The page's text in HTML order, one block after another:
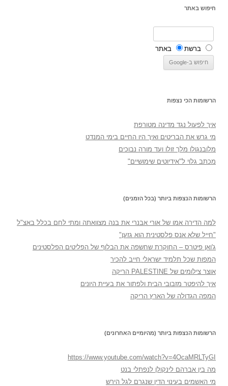
חיפוש באתר
ברשת באתר
הרשומות הכי נצפות
איך לפעול נגד מדינה מטורפת
מי גרש את הבריטים ואיך היו החיים בימי המנדט
מלובנגולו מלך זולו ועד מורה נבוכים
מכתב גלוי ל"אידיוטים שימושיים"
הרשומות הנצפות ביותר (בכל הזמנים)
למה הדירה אמו של אורי אבנרי את בנה מצוואתה ומתי לחם בכלל באצ"ל
"חייל שלא אנס פלסטינית הוא גזען"
ג'ואן פיטרס – החוקרת שחשפה את הבלוף של הפליטים הפלסטינים
המפות שכל תלמיד ישראלי חייב להכיר
אוצר צילומים של PALESTINE הריקה
איך להיפטר מזבובי הבית ולפתור את בעיית היונים
המפה הגדולה של הארץ הריקה
הרשומות הנצפות ביותר (מהיומיים האחרונים)
https://www.youtube.com/watch?v=4OcaMRLTyGI
מה בין אברהם לינקולן לנפתלי בנט
מי האשמים בעינוי הדין שנגרם לגל הירש